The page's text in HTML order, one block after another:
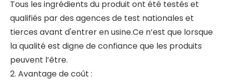
Tous les ingrédients du produit ont été testés et
qualifiés par des agences de test nationales et
tierces avant d'entrer en usine.Ce n’est que lorsque
la qualité est digne de confiance que les produits
peuvent l’être.
2. Avantage de coût :